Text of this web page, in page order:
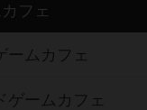
フェ
ームカフェ
ゲームカフェ